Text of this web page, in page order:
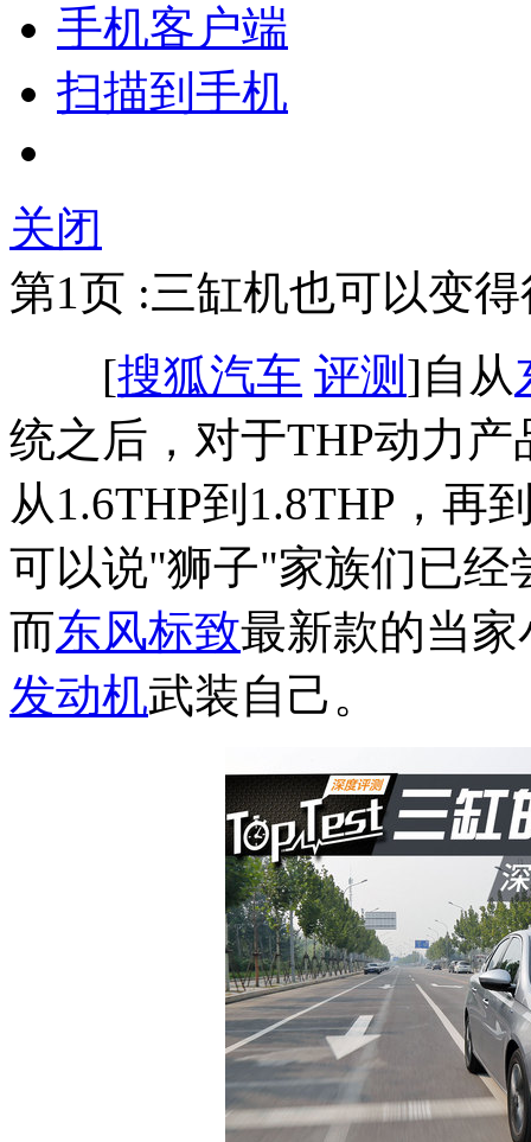
手机客户端
扫描到手机
关闭
第1页 :三缸机也可以变
[搜狐汽车 评测 ]自从
统之后，对于THP动力
从1.6THP到1.8THP，再
可以说"狮子"家族们已经
而东风标致最新款的当家
发动机武装自己。